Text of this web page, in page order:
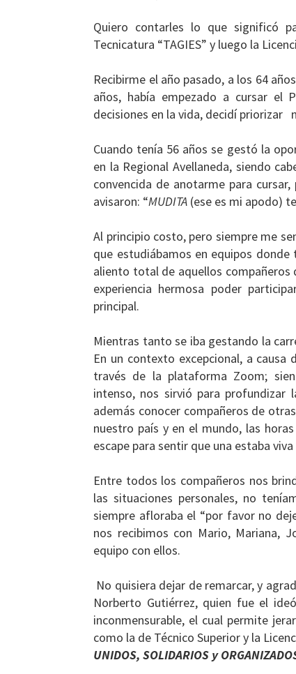
Quiero contarles lo que significó
Tecnicatura “TAGIES” y luego la
Recibirme el año pasado, a los 64
años, había empezado a cursar el
decisiones en la vida, decidí priorizar
Cuando tenía 56 años se gestó la
en la Regional Avellaneda, siendo
convencida de anotarme para
avisaron: “MUDITA (ese es mi apodo)
Al principio costo, pero siempre me
que estudiábamos en equipos
aliento total de aquellos compañeros
experiencia hermosa poder
principal.
Mientras tanto se iba gestando la
En un contexto excepcional, a
través de la plataforma Zoom;
intenso, nos sirvió para profundizar
además conocer compañeros de
nuestro país y en el mundo, las
escape para sentir que una estaba
Entre todos los compañeros nos
las situaciones personales, no
siempre afloraba el “por favor no
nos recibimos con Mario, Mariana,
equipo con ellos.
No quisiera dejar de remarcar, y
Norberto Gutiérrez, quien fue el
inconmensurable, el cual permite
como la de Técnico Superior y la
UNIDOS, SOLIDARIOS y